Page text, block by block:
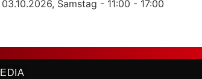
Samstag - 11:00 - 17:00